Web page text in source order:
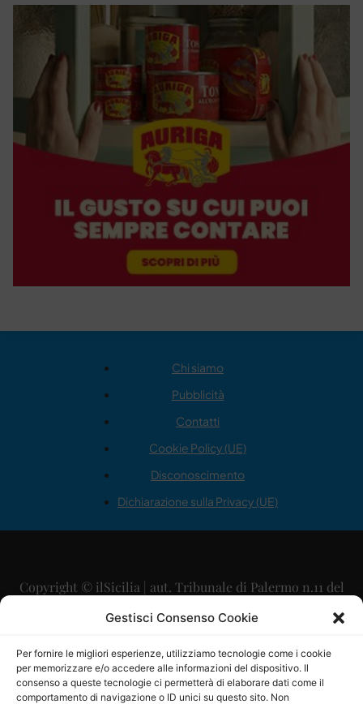
Gestisci Consenso Cookie
Per fornire le migliori esperienze, utilizziamo tecnologie come i cookie
per memorizzare e/o accedere alle informazioni del dispositivo. Il
consenso a queste tecnologie ci permetterà di elaborare dati come il
comportamento di navigazione o ID unici su questo sito. Non
Chi siamo
Pubblicità
Contatti
Cookie Policy (UE)
Disconoscimento
Dichiarazione sulla Privacy (UE)
Copyright © ilSicilia | aut. Tribunale di Palermo n.11 del
29/09/2015
Direttore Editoriale: Maurizio Scaglione